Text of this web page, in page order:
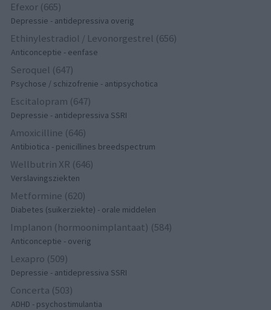
Efexor (665)
Depressie - antidepressiva overig
Ethinylestradiol / Levonorgestrel (656)
Anticonceptie - eenfase
Seroquel (647)
Psychose / schizofrenie - antipsychotica
Escitalopram (647)
Depressie - antidepressiva SSRI
Amoxicilline (646)
Antibiotica - penicillines breedspectrum
Wellbutrin XR (646)
Verslavingsziekten
Metformine (620)
Diabetes (suikerziekte) - orale middelen
Implanon (hormoonimplantaat) (584)
Anticonceptie - overig
Lexapro (509)
Depressie - antidepressiva SSRI
Concerta (503)
ADHD - psychostimulantia